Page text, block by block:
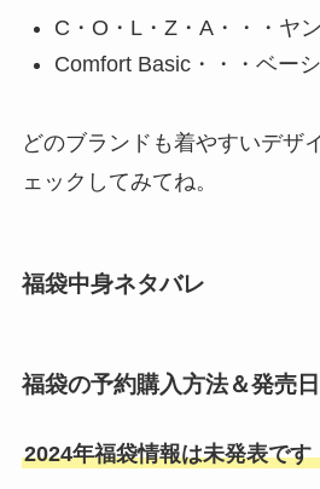
C・O・L・Z・A・・・ヤ
Comfort Basic・・・ベー
どのブランドも着やすいデザ
ェックしてみてね。
福袋中身ネタバレ
福袋の予約購入方法＆発売日
2024年福袋情報は未発表です